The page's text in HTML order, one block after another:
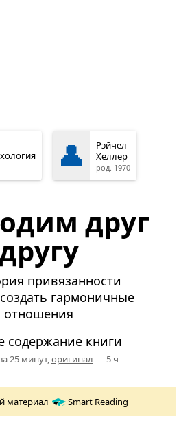
👤
Рэйчел
Хеллер
род. 1970
друг
привязанности
гармоничные
отношения
содержание книги
25 минут, оригинал — 5 ч
материал Smart Reading